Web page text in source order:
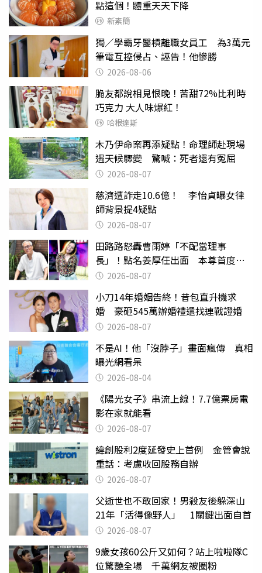
點這個！體重天天下降
新素簡
獨／學霸牙醫槓離職女員工 為3萬元
筆電互控侵占、誣告！他慘勝
2026-08-06
脆友都說相見恨晚！苦甜72%比利時
巧克力 大人味爆紅！
哈根達斯
木乃伊命案再添疑點！命理師赴現場
遇天候驟變 驚喊：死者還有冤屈
2026-08-07
慈濟遭詐走10.6億！ 李怡貞曝女律
師背景提4疑點
2026-08-07
田路路怒轟曹雨婷「不配當理事
長」！點名姜厚任出面 本尊首度回
應了2026-08-07
小刀14年婚姻告終！昔包直升機求
婚 豪砸545萬辦婚禮還找連戰證婚
2026-08-07
不是AI！他「沒脖子」畫面瘋傳 真相
曝光網看呆
2026-08-04
《陽光女子》串流上線！7.7億票房電
影在家就能看
2026-08-07
緯創股利2度延發史上首例 金管會說
重話：考慮收回股務自辦
2026-08-07
父逝世也不敢回家！男殺友後躲深山
21年「活得像野人」 1關鍵出面自首
2026-08-07
9歲女孩60公斤又如何？站上啦啦隊C
位驚艷全場 千萬網友被圈粉